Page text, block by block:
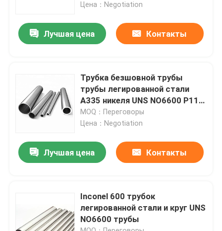
Продукция
лист плиты нержавеющей стали
Трубка SS квадратная
Безшовная труба нержавеющей стали
прокладка нержавеющей стали
Цена：Negotiation
Лучшая цена Контакты
Трубка безшовной трубы
трубы легированной стали
A335 никеля UNS NO6600 P11
Astm Inconel 600
MOQ：Переговоры
Цена：Negotiation
Лучшая цена Контакты
Inconel 600 трубок
легированной стали и круг UNS
NO6600 трубы